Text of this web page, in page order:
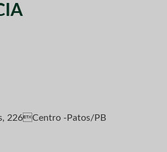
226Centro -Patos/PB